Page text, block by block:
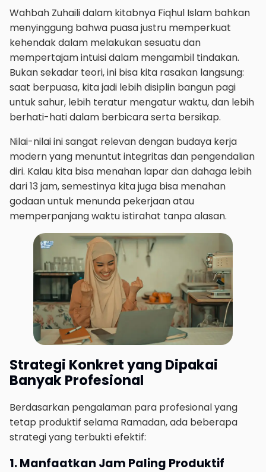
Wahbah Zuhaili dalam kitabnya Fiqhul Islam bahkan
menyinggung bahwa puasa justru memperkuat
kehendak dalam melakukan sesuatu dan
mempertajam intuisi dalam mengambil tindakan.
Bukan sekadar teori, ini bisa kita rasakan langsung:
saat berpuasa, kita jadi lebih disiplin bangun pagi
untuk sahur, lebih teratur mengatur waktu, dan lebih
berhati-hati dalam berbicara serta bersikap.
Nilai-nilai ini sangat relevan dengan budaya kerja
modern yang menuntut integritas dan pengendalian
diri. Kalau kita bisa menahan lapar dan dahaga lebih
dari 13 jam, semestinya kita juga bisa menahan
godaan untuk menunda pekerjaan atau
memperpanjang waktu istirahat tanpa alasan.
Strategi Konkret yang Dipakai
Banyak Profesional
Berdasarkan pengalaman para profesional yang
tetap produktif selama Ramadan, ada beberapa
strategi yang terbukti efektif:
1. Manfaatkan Jam Paling Produktif